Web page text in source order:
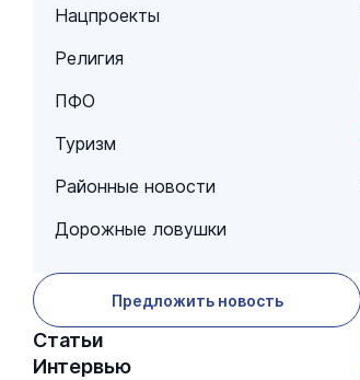
Нацпроекты
Религия
ПФО
Туризм
Районные новости
Дорожные ловушки
Предложить новость
Статьи
Интервью